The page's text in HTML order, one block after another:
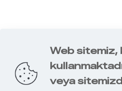
Web sitemiz,
veya